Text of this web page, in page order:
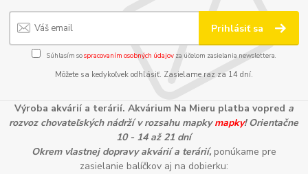
Prihlásiť sa
Súhlasím sospracovaním osobných údajov za účelom zasielania newslettera.
Môžete sa kedykoľvek odhlásiť. Zasielame raz za 14 dní.
Výroba akvárií a terárií. Akvárium Na Mieru platba vopred a
rozvoz chovateľských nádrží v rozsahu mapkymapky! Orientačne
10 - 14 až 21 dní
Okrem vlastnej dopravy akvárií a terárií, ponúkame pre
zasielanie balíčkov aj na dobierku: